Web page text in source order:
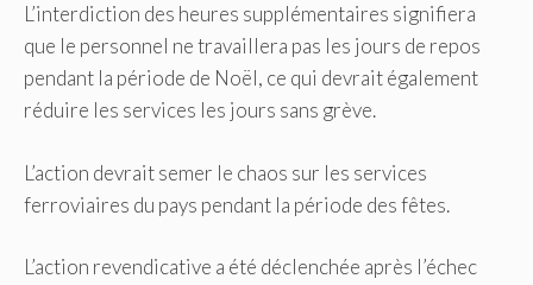
L’interdiction des heures supplémentaires signifiera
que le personnel ne travaillera pas les jours de repos
pendant la période de Noël, ce qui devrait également
réduire les services les jours sans grève.
L’action devrait semer le chaos sur les services
ferroviaires du pays pendant la période des fêtes.
L’action revendicative a été déclenchée après l’échec